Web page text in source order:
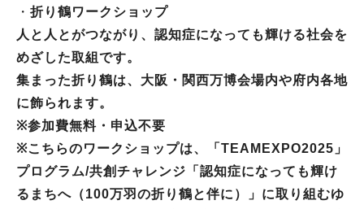
・ 折り鶴ワークショップ
人と人とがつながり、認知症になっても輝ける社会を
めざした取組です。
集まった折り鶴は、大阪・関西万博会場内や府内各地
に飾られます。
※参加費無料・申込不要
※こちらのワークショップは、「 TEAMEXPO2025 」
プログラム/共創チャレンジ「認知症になっても輝け
るまちへ（100万羽の折り鶴と伴に）」に取り組むゆ